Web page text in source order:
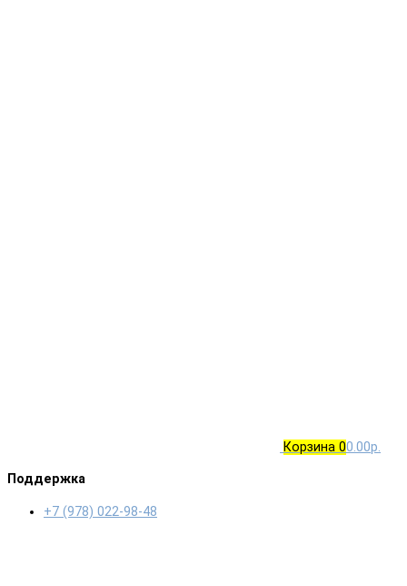
Корзина 00.00р.
Поддержка
+7 (978) 022-98-48